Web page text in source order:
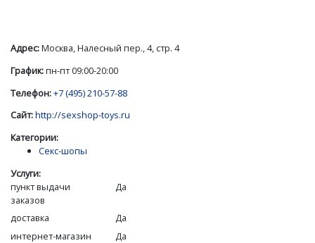
Адрес:Москва, Налесный пер., 4, стр. 4
График:пн-пт 09:00-20:00
Телефон:+7 (495) 210-57-88
Сайт:http://sexshop-toys.ru
Категории:
Секс-шопы
Услуги:
пункт выдачи
заказов
Да
доставка
Да
интернет-магазин
Да